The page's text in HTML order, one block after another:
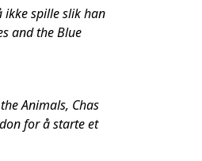
ikke spille slik han
and the Blue
Animals, Chas
for å starte et